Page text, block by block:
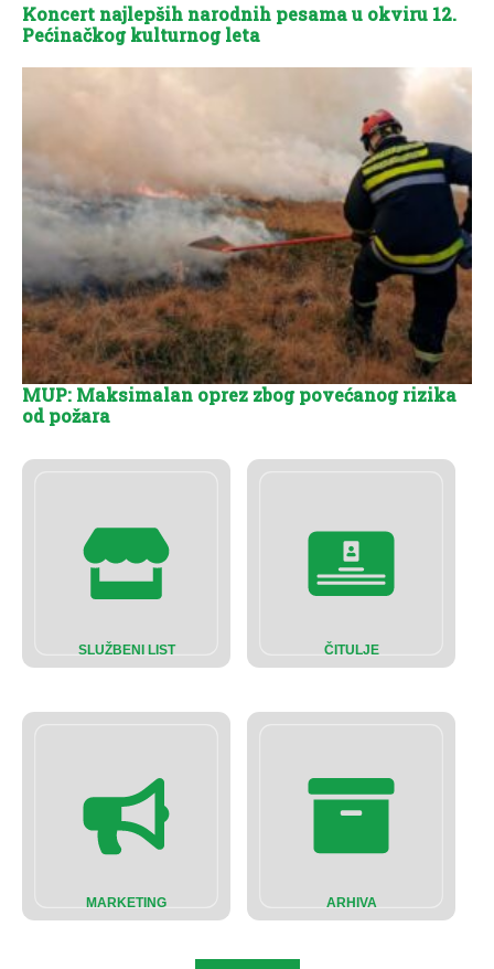
SLUŽBENI LIST ČITULJE
MARKETING ARHIVA
Koncert najlepših narodnih pesama u okviru 12.
Pećinačkog kulturnog leta
MUP: Maksimalan oprez zbog povećanog rizika
od požara